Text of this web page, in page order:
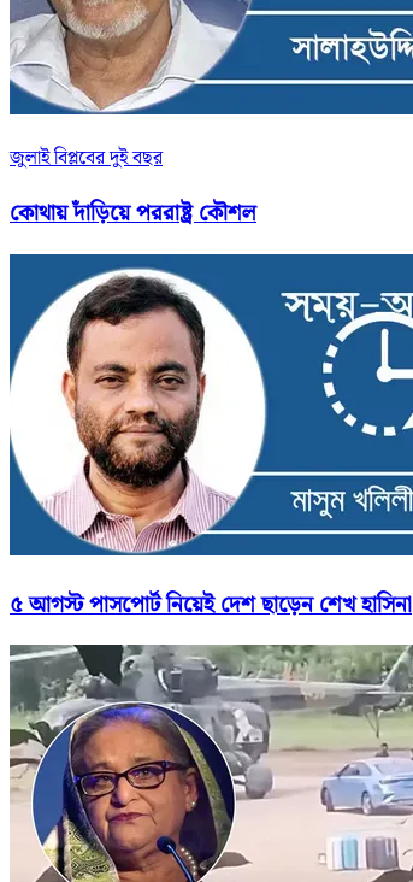
জুলাই বিপ্লবের দুই বছর
কোথায় দাঁড়িয়ে পররাষ্ট্র কৌশল
৫ আগস্ট পাসপোর্ট নিয়েই দেশ ছাড়েন শেখ হাসিনা